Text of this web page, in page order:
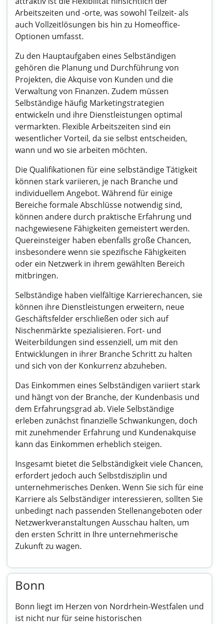
Arbeitszeiten und -orte, was sowohl Teilzeit- als
auch Vollzeitlösungen bis hin zu Homeoffice-
Optionen umfasst.
Zu den Hauptaufgaben eines Selbständigen
gehören die Planung und Durchführung von
Projekten, die Akquise von Kunden und die
Verwaltung von Finanzen. Zudem müssen
Selbständige häufig Marketingstrategien
entwickeln und ihre Dienstleistungen optimal
vermarkten. Flexible Arbeitszeiten sind ein
wesentlicher Vorteil, da sie selbst entscheiden,
wann und wo sie arbeiten möchten.
Die Qualifikationen für eine selbständige Tätigkeit
können stark variieren, je nach Branche und
individuellem Angebot. Während für einige
Bereiche formale Abschlüsse notwendig sind,
können andere durch praktische Erfahrung und
nachgewiesene Fähigkeiten gemeistert werden.
Quereinsteiger haben ebenfalls große Chancen,
insbesondere wenn sie spezifische Fähigkeiten
oder ein Netzwerk in ihrem gewählten Bereich
mitbringen.
Selbständige haben vielfältige Karrierechancen, sie
können ihre Dienstleistungen erweitern, neue
Geschäftsfelder erschließen oder sich auf
Nischenmärkte spezialisieren. Fort- und
Weiterbildungen sind essenziell, um mit den
Entwicklungen in ihrer Branche Schritt zu halten
und sich von der Konkurrenz abzuheben.
Das Einkommen eines Selbständigen variiert stark
und hängt von der Branche, der Kundenbasis und
dem Erfahrungsgrad ab. Viele Selbständige
erleben zunächst finanzielle Schwankungen, doch
mit zunehmender Erfahrung und Kundenakquise
kann das Einkommen erheblich steigen.
Insgesamt bietet die Selbständigkeit viele Chancen,
erfordert jedoch auch Selbstdisziplin und
unternehmerisches Denken. Wenn Sie sich für eine
Karriere als Selbständiger interessieren, sollten Sie
unbedingt nach passenden Stellenangeboten oder
Netzwerkveranstaltungen Ausschau halten, um
den ersten Schritt in Ihre unternehmerische
Zukunft zu wagen.
Bonn
Bonn liegt im Herzen von Nordrhein-Westfalen und
ist nicht nur für seine historischen